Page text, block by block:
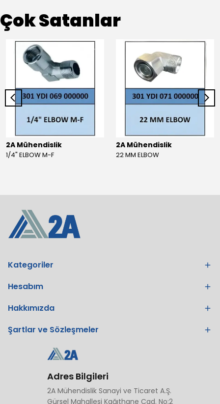
Çok Satanlar
2A Mühendislik
1/4" ELBOW M-F
2A Mühendislik
22 MM ELBOW
Kategoriler
Hesabım
Hakkımızda
Şartlar ve Sözleşmeler
Adres Bilgileri
2A Mühendislik Sanayi ve Ticaret A.Ş.
Gürsel Mahallesi Kağıthane Cad. No:2